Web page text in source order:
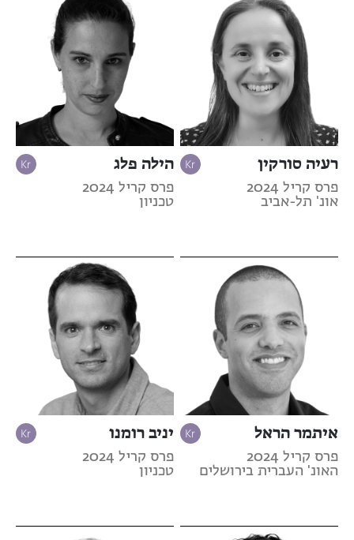
רעיה סורקין
פרס קריל 2024
אונ' תל-אביב
הילה פלג
פרס קריל 2024
טכניון
איתמר הראל
פרס קריל 2024
האונ' העברית בירושלים
יניב רומנו
פרס קריל 2024
טכניון